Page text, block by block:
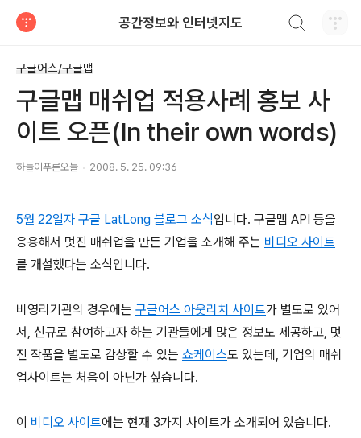
공간정보와 인터넷지도
구글어스/구글맵
구글맵 매쉬업 적용사례 홍보 사
이트 오픈(In their own words)
하늘이푸른오늘 2008. 5. 25. 09:36
5월 22일자 구글 LatLong 블로그 소식입니다. 구글맵 API 등을
응용해서 멋진 매쉬업을 만든 기업을 소개해 주는 비디오 사이트
를 개설했다는 소식입니다.
비영리기관의 경우에는 구글어스 아웃리치 사이트가 별도로 있어
서, 신규로 참여하고자 하는 기관들에게 많은 정보도 제공하고, 멋
진 작품을 별도로 감상할 수 있는 쇼케이스도 있는데, 기업의 매쉬
업사이트는 처음이 아닌가 싶습니다.
이 비디오 사이트에는 현재 3가지 사이트가 소개되어 있습니다.